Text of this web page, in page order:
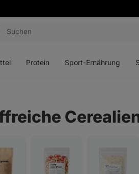
Protein Sport-Ernährung